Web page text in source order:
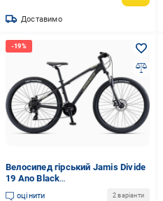
Доставимо
Велосипед гірський Jamis Divide
19 Ano Black
(UDP657BB394A654.3E)
оцінити 2 варіанти